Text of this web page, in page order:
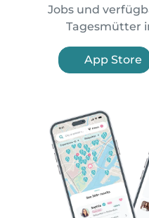
Jobs und
Tagesmütter
App Store